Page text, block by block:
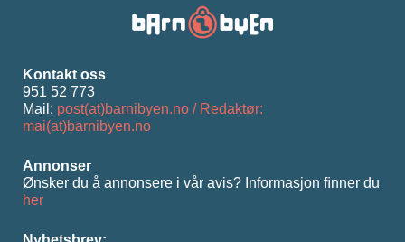
Kontakt oss
951 52 773
Mail: post(at)barnibyen.no / Redaktør:
mai(at)barnibyen.no
Annonser
Ønsker du å annonsere i vår avis? Informasjon ﬁnner du
her